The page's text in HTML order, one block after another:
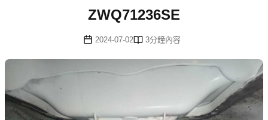
ZWQ71236SE
2024-07-02 3分鐘內容